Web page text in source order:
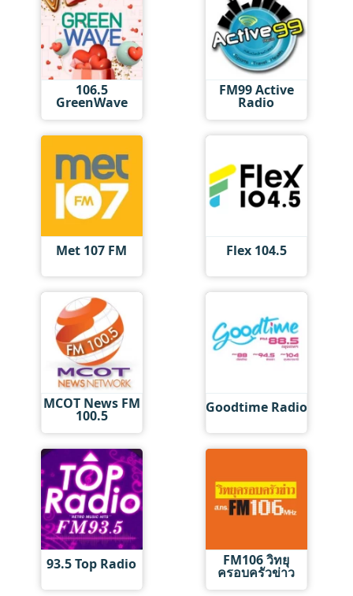
106.5
GreenWave
FM99 Active
Radio
Met 107 FM Flex 104.5
MCOT News FM
100.5 Goodtime Radio
93.5 Top Radio FM106 วิทยุ
ครอบครัวข่าว